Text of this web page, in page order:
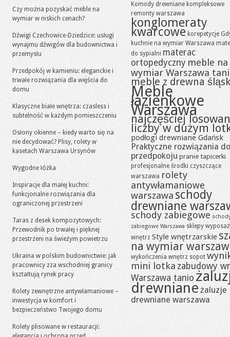
Czy można pozyskać meble na
wymiar w niskich cenach?
Dźwigi Czechowice-Dziedzice: usługi
wynajmu dźwigów dla budownictwa i
przemysłu
Przedpokój w kamieniu: eleganckie i
trwałe rozwiązania dla wejścia do
domu
Klasyczne białe wnętrza: czasless i
subtelność w każdym pomieszczeniu
Osłony okienne – kiedy warto się na
nie decydować? Plisy, rolety w
kasetach Warszawa Ursynów
Wygodne łóżka
Inspiracje dla małej kuchni:
funkcjonalne rozwiązania dla
ograniczonej przestrzeni
Taras z desek kompozytowych:
Przewodnik po trwałej i pięknej
przestrzeni na świeżym powietrzu
Ukraina w polskim budownictwie: jak
pracownicy zza wschodniej granicy
kształtują rynek pracy
Rolety zewnętrzne antywłamaniowe –
inwestycja w komfort i
bezpieczeństwo Twojego domu
Rolety plisowane w restauracji:
Komody drewniane kompleksowe
remonty warszawa
konglomeraty
kwarcowe korepetycje
kuchnie na wymiar Warszawa
do sypialni materac
ortopedyczny meble na
wymiar Warszawa
meble z drewna
Meble
łazienkowe
Warszawa
najczęściej
liczby w dużym
podłogi drewniane Gdańsk
Praktyczne rozwiązania do
przedpokoju pranie tapicerki
profesjonalne środki czyszczące
warszawa rolety
antywłamaniowe
warszawa schody
drewniane
schody zabiegowe
zabiegowe Warszawa sklepy
wnętrz Style wnętrzarskie
na wymiar
wykończenia wnętrz sopot
mini lotka zabudowy
Warszawa tanio
drewniane żaluzje
drewniane warszawa